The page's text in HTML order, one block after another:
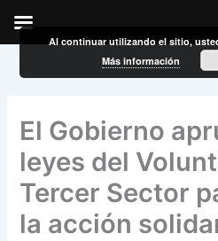
El Gobierno
leyes del
Tercer Sector
la acción
Al continuar utilizando el sitio,
Más información